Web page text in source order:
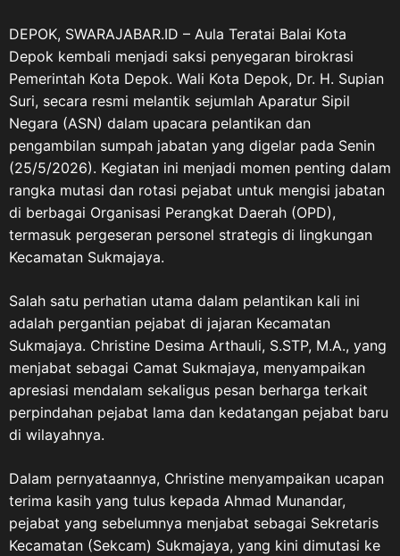
DEPOK, SWARAJABAR.ID – Aula Teratai Balai Kota
Depok kembali menjadi saksi penyegaran birokrasi
Pemerintah Kota Depok. Wali Kota Depok, Dr. H. Supian
Suri, secara resmi melantik sejumlah Aparatur Sipil
Negara (ASN) dalam upacara pelantikan dan
pengambilan sumpah jabatan yang digelar pada Senin
(25/5/2026). Kegiatan ini menjadi momen penting dalam
rangka mutasi dan rotasi pejabat untuk mengisi jabatan
di berbagai Organisasi Perangkat Daerah (OPD),
termasuk pergeseran personel strategis di lingkungan
Kecamatan Sukmajaya.
Salah satu perhatian utama dalam pelantikan kali ini
adalah pergantian pejabat di jajaran Kecamatan
Sukmajaya. Christine Desima Arthauli, S.STP, M.A., yang
menjabat sebagai Camat Sukmajaya, menyampaikan
apresiasi mendalam sekaligus pesan berharga terkait
perpindahan pejabat lama dan kedatangan pejabat baru
di wilayahnya.
Dalam pernyataannya, Christine menyampaikan ucapan
terima kasih yang tulus kepada Ahmad Munandar,
pejabat yang sebelumnya menjabat sebagai Sekretaris
Kecamatan (Sekcam) Sukmajaya, yang kini dimutasi ke